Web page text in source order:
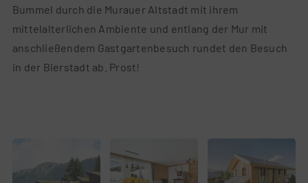
Bummel durch die Murauer Altstadt mit ihrem
mittelalterlichen Ambiente und entlang der Mur mit
anschließendem Gastgartenbesuch rundet den Besuch
in der Bierstadt ab. Prost!